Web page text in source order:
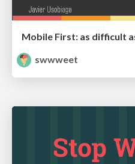
Mobile First: as difficult
swwweet